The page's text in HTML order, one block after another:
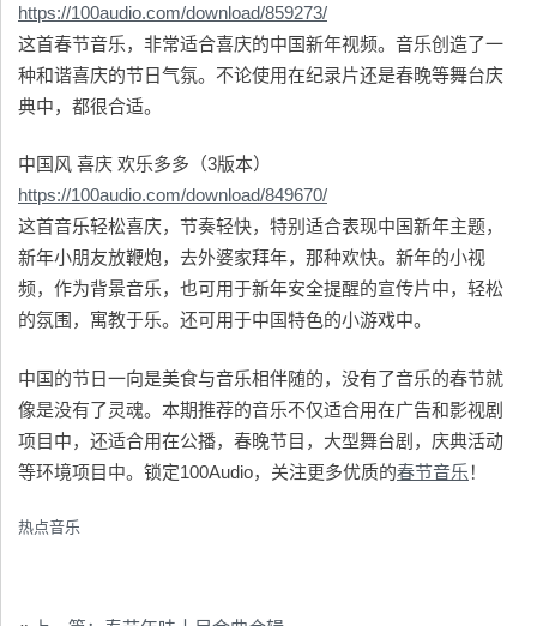
https://100audio.com/download/859273/
这首春节音乐，非常适合喜庆的中国新年视频。音乐创造了一
种和谐喜庆的节日气氛。不论使用在纪录片还是春晚等舞台庆
典中，都很合适。
中国风 喜庆 欢乐多多（3版本）
https://100audio.com/download/849670/
这首音乐轻松喜庆，节奏轻快，特别适合表现中国新年主题，
新年小朋友放鞭炮，去外婆家拜年，那种欢快。新年的小视
频，作为背景音乐，也可用于新年安全提醒的宣传片中，轻松
的氛围，寓教于乐。还可用于中国特色的小游戏中。
中国的节日一向是美食与音乐相伴随的，没有了音乐的春节就
像是没有了灵魂。本期推荐的音乐不仅适合用在广告和影视剧
项目中，还适合用在公播，春晚节目，大型舞台剧，庆典活动
等环境项目中。锁定100Audio，关注更多优质的春节音乐 ！
热点音乐